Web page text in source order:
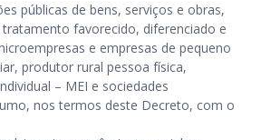
públicas de bens, serviços e obras,
favorecido, diferenciado e
e empresas de pequeno
produtor rural pessoa física,
– MEI e sociedades
nos termos deste Decreto, com o